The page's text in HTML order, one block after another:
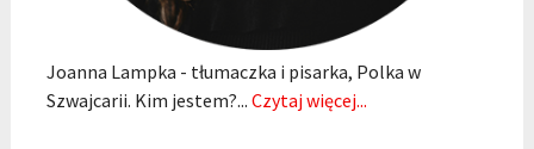
Joanna Lampka - tłumaczka i pisarka, Polka w
Szwajcarii. Kim jestem?... Czytaj więcej...